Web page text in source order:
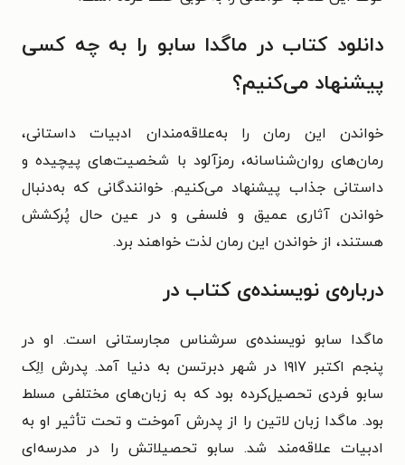
دانلود کتاب در ماگدا سابو را به چه کسی
پیشنهاد می‌کنیم؟
خواندن این رمان را به‌علاقه‌مندان ادبیات داستانی،
رمان‌های روان‌شناسانه، رمزآلود با شخصیت‌های پیچیده و
داستانی جذاب پیشنهاد می‌کنیم. خوانندگانی که به‌دنبال
خواندن آثاری عمیق و فلسفی و در عین‌ حال پُرکشش
هستند، از خواندن این رمان لذت خواهند برد.
درباره‌ی نویسنده‌ی کتاب در
ماگدا سابو نویسنده‌ی سرشناس مجارستانی است. او در
پنجم اکتبر ۱۹۱۷ در شهر دبرتسن به دنیا آمد. پدرش اِلِک
سابو فردی تحصیل‌کرده بود که به زبان‌های مختلفی مسلط
بود. ماگدا زبان لاتین را از پدرش آموخت و تحت‌ تأثیر او به
ادبیات علاقه‌مند شد. سابو تحصیلاتش را در مدرسه‌ای